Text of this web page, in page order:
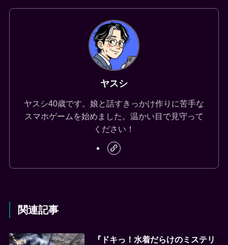
ヤスシ
ヤスシ40歳です。娘と話すきっかけ作りに苦手な
スマホゲームを始めました。温かい目で見守って
ください！
関連記事
『ドキっ！水着だらけのミステリ